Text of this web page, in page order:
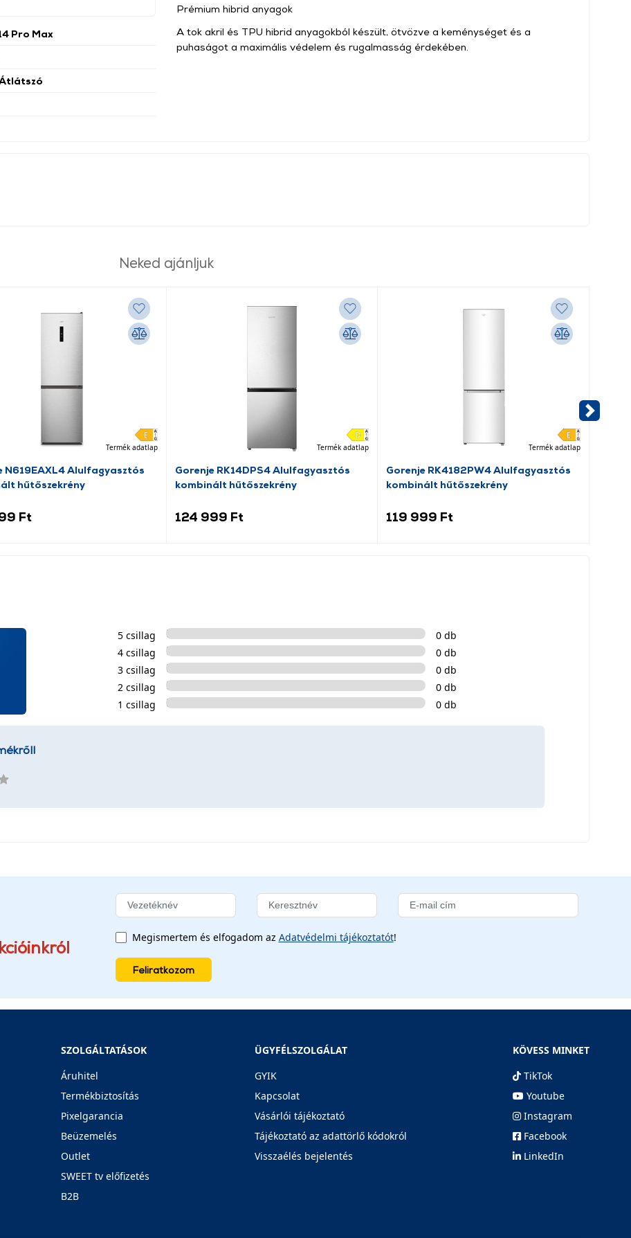
Pro Max
Prémium hibrid anyagok
A tok akril és TPU hibrid anyagokból készült, ötvözve a keménységet és a
puhaságot a maximális védelem és rugalmasság érdekében.
Neked ajánljuk
Termék adatlap
N619EAXL4 Alulfagyasztós
hűtőszekrény
Ft
Termék adatlap
Gorenje RK14DPS4 Alulfagyasztós
kombinált hűtőszekrény
124 999 Ft
Termék adatlap
Gorenje RK4182PW4 Alulfagyasztós
kombinált hűtőszekrény
119 999 Ft
5 csillag
0 db
4 csillag
0 db
3 csillag
0 db
2 csillag
0 db
1 csillag
0 db
Megismertem és elfogadom az Adatvédelmi tájékoztatót!
Feliratkozom
SZOLGÁLTATÁSOK
Áruhitel
Termékbiztosítás
Pixelgarancia
Beüzemelés
Outlet
SWEET tv előfizetés
B2B
ÜGYFÉLSZOLGÁLAT
GYIK
Kapcsolat
Vásárlói tájékoztató
Tájékoztató az adattörlő kódokról
Visszaélés bejelentés
KÖVESS MINKET
TikTok
Youtube
Instagram
Facebook
LinkedIn